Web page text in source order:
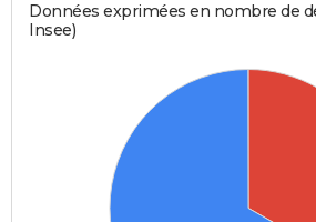
Données exprimées en nombre de
Insee)